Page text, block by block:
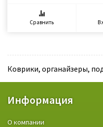
Сравнить В
Коврики, органайзеры,
Информация
О компании